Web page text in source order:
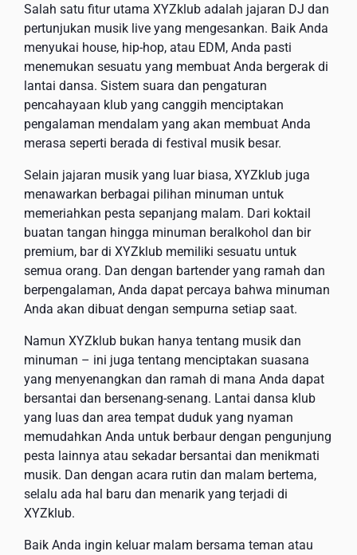
Salah satu fitur utama XYZklub adalah jajaran DJ dan
pertunjukan musik live yang mengesankan. Baik Anda
menyukai house, hip-hop, atau EDM, Anda pasti
menemukan sesuatu yang membuat Anda bergerak di
lantai dansa. Sistem suara dan pengaturan
pencahayaan klub yang canggih menciptakan
pengalaman mendalam yang akan membuat Anda
merasa seperti berada di festival musik besar.
Selain jajaran musik yang luar biasa, XYZklub juga
menawarkan berbagai pilihan minuman untuk
memeriahkan pesta sepanjang malam. Dari koktail
buatan tangan hingga minuman beralkohol dan bir
premium, bar di XYZklub memiliki sesuatu untuk
semua orang. Dan dengan bartender yang ramah dan
berpengalaman, Anda dapat percaya bahwa minuman
Anda akan dibuat dengan sempurna setiap saat.
Namun XYZklub bukan hanya tentang musik dan
minuman – ini juga tentang menciptakan suasana
yang menyenangkan dan ramah di mana Anda dapat
bersantai dan bersenang-senang. Lantai dansa klub
yang luas dan area tempat duduk yang nyaman
memudahkan Anda untuk berbaur dengan pengunjung
pesta lainnya atau sekadar bersantai dan menikmati
musik. Dan dengan acara rutin dan malam bertema,
selalu ada hal baru dan menarik yang terjadi di
XYZklub.
Baik Anda ingin keluar malam bersama teman atau